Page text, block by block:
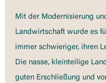
Mit der Modernisierung
Landwirtschaft wurde es
immer schwieriger, ihren
Die nasse, kleinteilige
guten Erschließung und